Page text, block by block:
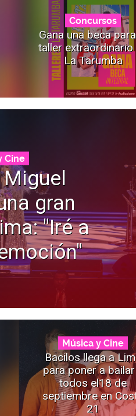
Concursos
Gana una beca
taller extraordinario
La Tarumba
Cine
gran
"Iré a
Música y Cine
Bacilos llega a
para poner a
todos el18 de
septiembre en
21